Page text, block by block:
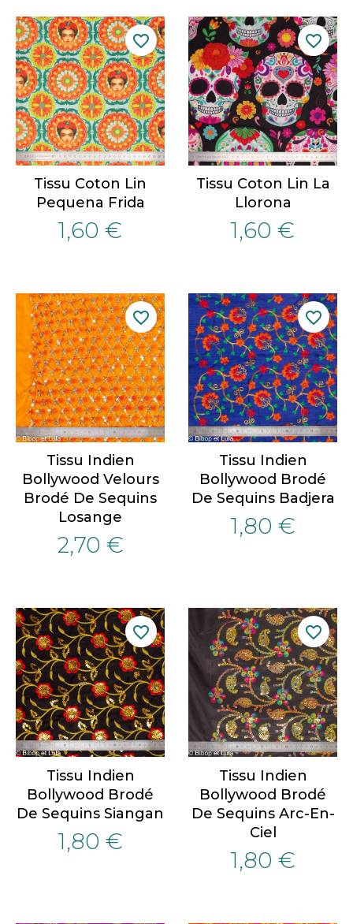
Tissu Coton Lin
Pequena Frida
1,60 €
favorite_border
Tissu Coton Lin La
Llorona
1,60 €
favorite_border
Tissu Indien
Bollywood Velours
Brodé De Sequins
Losange
2,70 €
favorite_border
Tissu Indien
Bollywood Brodé
De Sequins Badjera
1,80 €
favorite_border
Tissu Indien
Bollywood Brodé
De Sequins Siangan
1,80 €
favorite_border
Tissu Indien
Bollywood Brodé
De Sequins Arc-En-
Ciel
1,80 €
favorite_border